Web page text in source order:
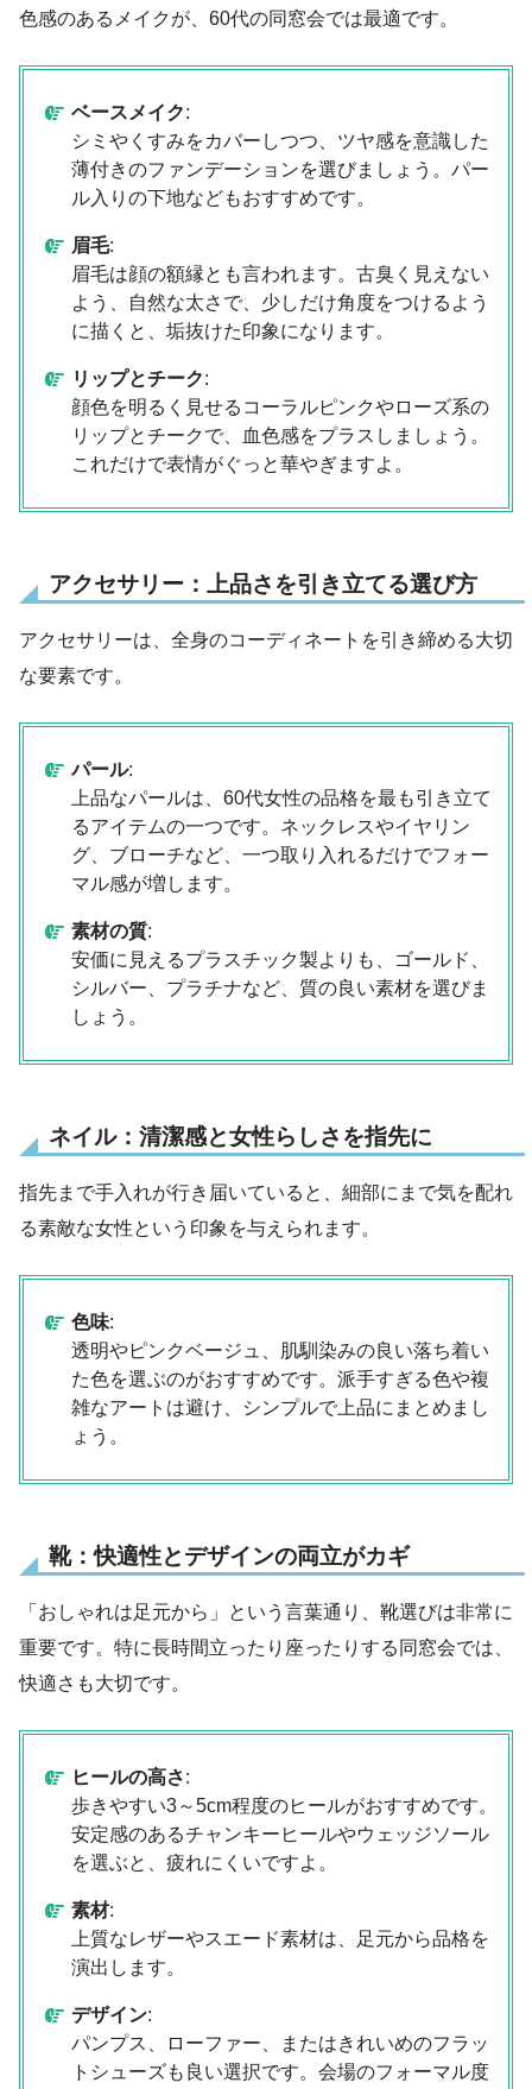
色感のあるメイクが、60代の同窓会では最適です。
ベースメイク:
シミやくすみをカバーしつつ、ツヤ感を意識した
薄付きのファンデーションを選びましょう。パー
ル入りの下地などもおすすめです。
眉毛:
眉毛は顔の額縁とも言われます。古臭く見えない
よう、自然な太さで、少しだけ角度をつけるよう
に描くと、垢抜けた印象になります。
リップとチーク:
顔色を明るく見せるコーラルピンクやローズ系の
リップとチークで、血色感をプラスしましょう。
これだけで表情がぐっと華やぎますよ。
アクセサリー：上品さを引き立てる選び方
アクセサリーは、全身のコーディネートを引き締める大切
な要素です。
パール:
上品なパールは、60代女性の品格を最も引き立て
るアイテムの一つです。ネックレスやイヤリン
グ、ブローチなど、一つ取り入れるだけでフォー
マル感が増します。
素材の質:
安価に見えるプラスチック製よりも、ゴールド、
シルバー、プラチナなど、質の良い素材を選びま
しょう。
ネイル：清潔感と女性らしさを指先に
指先まで手入れが行き届いていると、細部にまで気を配れ
る素敵な女性という印象を与えられます。
色味:
透明やピンクベージュ、肌馴染みの良い落ち着い
た色を選ぶのがおすすめです。派手すぎる色や複
雑なアートは避け、シンプルで上品にまとめまし
ょう。
靴：快適性とデザインの両立がカギ
「おしゃれは足元から」という言葉通り、靴選びは非常に
重要です。特に長時間立ったり座ったりする同窓会では、
快適さも大切です。
ヒールの高さ:
歩きやすい3～5cm程度のヒールがおすすめです。
安定感のあるチャンキーヒールやウェッジソール
を選ぶと、疲れにくいですよ。
素材:
上質なレザーやスエード素材は、足元から品格を
演出します。
デザイン:
パンプス、ローファー、またはきれいめのフラッ
トシューズも良い選択です。会場のフォーマル度